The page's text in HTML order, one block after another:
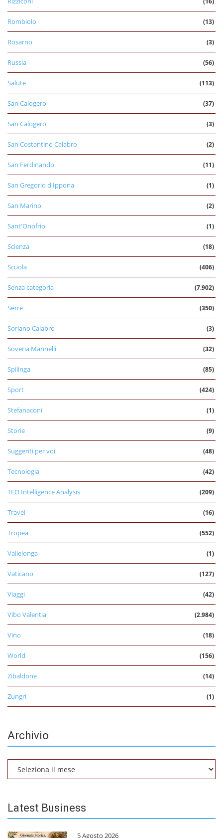
Rombiolo (13)
Rosarno (3)
Russia (56)
Salute (113)
San Calogero (37)
San Calogero (3)
San Costantino Calabro (2)
San Ferdinando (11)
San Gregorio d'Ippona (1)
San Marino (2)
Sant'Onofrio (1)
Scienza (18)
Scuola (406)
Senza categoria (7.902)
Serre (350)
Soriano Calabro (3)
Soveria Mannelli (32)
Spilinga (85)
Sport (424)
Stefanaconi (1)
Storie (9)
Suggeriti per voi (48)
Tecnologia (42)
TEO Intelligence Analysis (209)
Travel (16)
Tropea (552)
Vallelonga (1)
Vaticano (127)
Viaggi (42)
Vibo Valentia (2.984)
Vino (18)
World (156)
Zibaldone (14)
Zungri (1)
Archivio
Latest Business
5 Agosto 2026